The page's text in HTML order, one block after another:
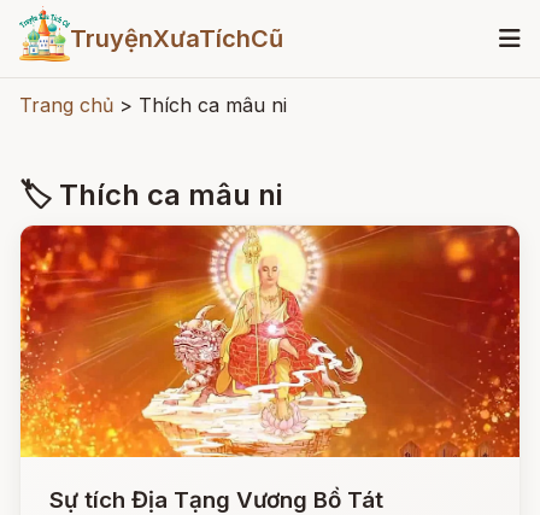
TruyệnXưaTíchCũ
Trang chủ > Thích ca mâu ni
🏷 Thích ca mâu ni
Sự tích Địa Tạng Vương Bồ Tát